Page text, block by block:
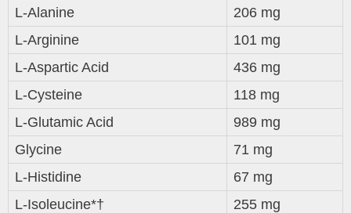
L-Alanine
206 mg
L-Arginine
101 mg
L-Aspartic Acid
436 mg
L-Cysteine
118 mg
L-Glutamic Acid
989 mg
Glycine
71 mg
L-Histidine
67 mg
L-Isoleucine*†
255 mg